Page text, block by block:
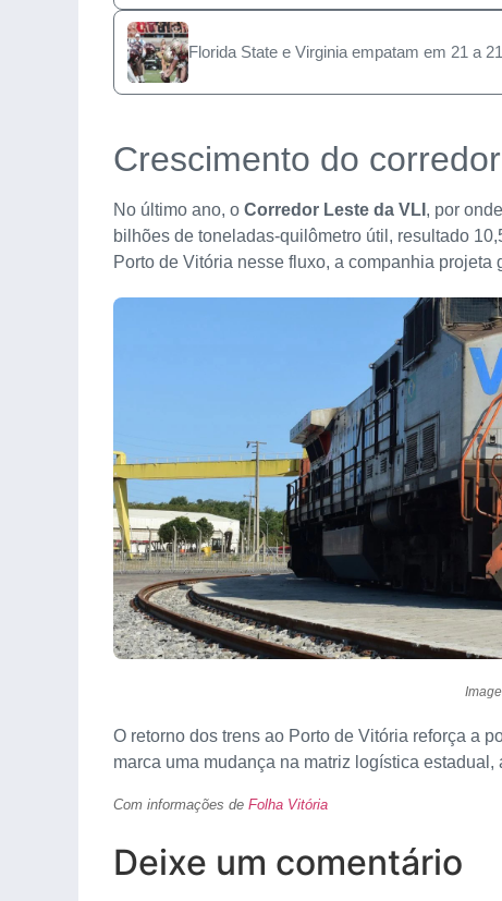
Florida State e Virginia empatam em 21 a
Crescimento do corredor
No último ano, o Corredor Leste da VLI , por
bilhões de toneladas-quilômetro útil, resultado
Porto de Vitória nesse fluxo, a companhia
O retorno dos trens ao Porto de Vitória reforça a
marca uma mudança na matriz logística
Com informações de Folha Vitória
Deixe um comentário